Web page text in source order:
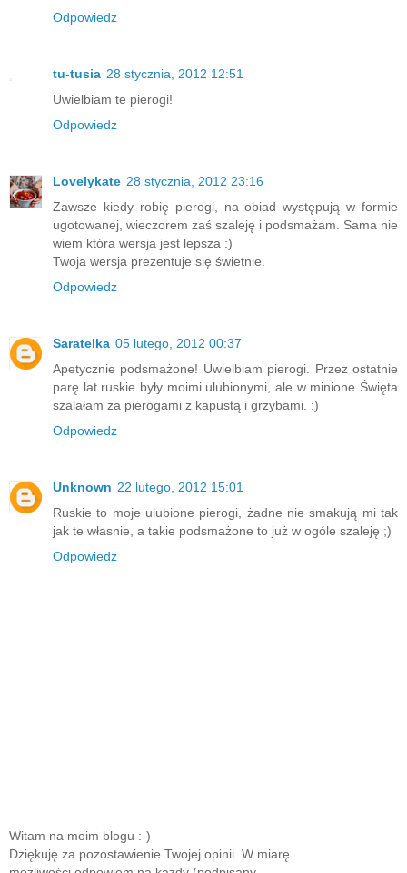
Odpowiedz
tu-tusia 28 stycznia, 2012 12:51
Uwielbiam te pierogi!
Odpowiedz
Lovelykate 28 stycznia, 2012 23:16
Zawsze kiedy robię pierogi, na obiad występują w formie
ugotowanej, wieczorem zaś szaleję i podsmażam. Sama nie
wiem która wersja jest lepsza :)
Twoja wersja prezentuje się świetnie.
Odpowiedz
Saratelka 05 lutego, 2012 00:37
Apetycznie podsmażone! Uwielbiam pierogi. Przez ostatnie
parę lat ruskie były moimi ulubionymi, ale w minione Święta
szalałam za pierogami z kapustą i grzybami. :)
Odpowiedz
Unknown 22 lutego, 2012 15:01
Ruskie to moje ulubione pierogi, żadne nie smakują mi tak
jak te własnie, a takie podsmażone to już w ogóle szaleję ;)
Odpowiedz
Witam na moim blogu :-)
Dziękuję za pozostawienie Twojej opinii. W miarę